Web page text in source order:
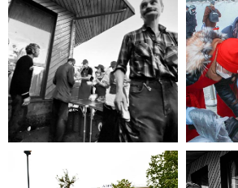
Если Вы нуждаетесь в помощи, то
эта информация для Вас.
Каждый может оказаться в
сложной жизненной ситуации,
Помощь нужна
Вам?